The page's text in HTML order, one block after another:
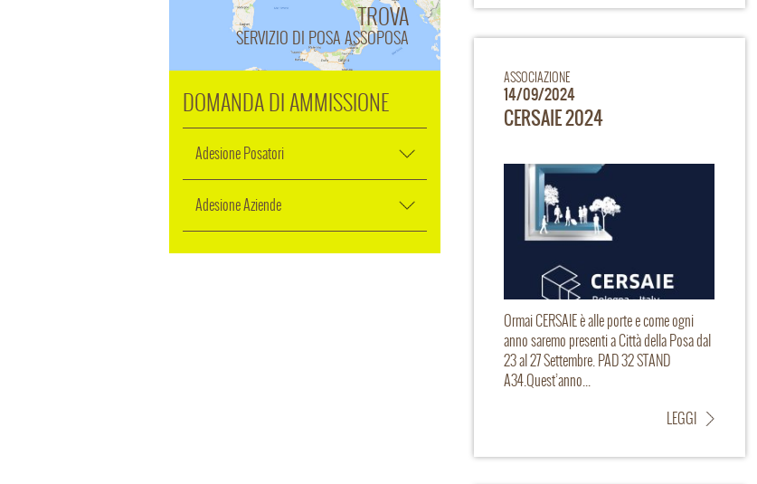
ASSOCIAZIONE
14/09/2024
CERSAIE 2024
Ormai CERSAIE è alle porte e come ogni
anno saremo presenti a Città della Posa dal
23 al 27 Settembre. PAD 32 STAND
A34.Quest’anno...
LEGGI
TROVA
SERVIZIO DI POSA ASSOPOSA
DOMANDA DI AMMISSIONE
Adesione Posatori
Adesione Aziende